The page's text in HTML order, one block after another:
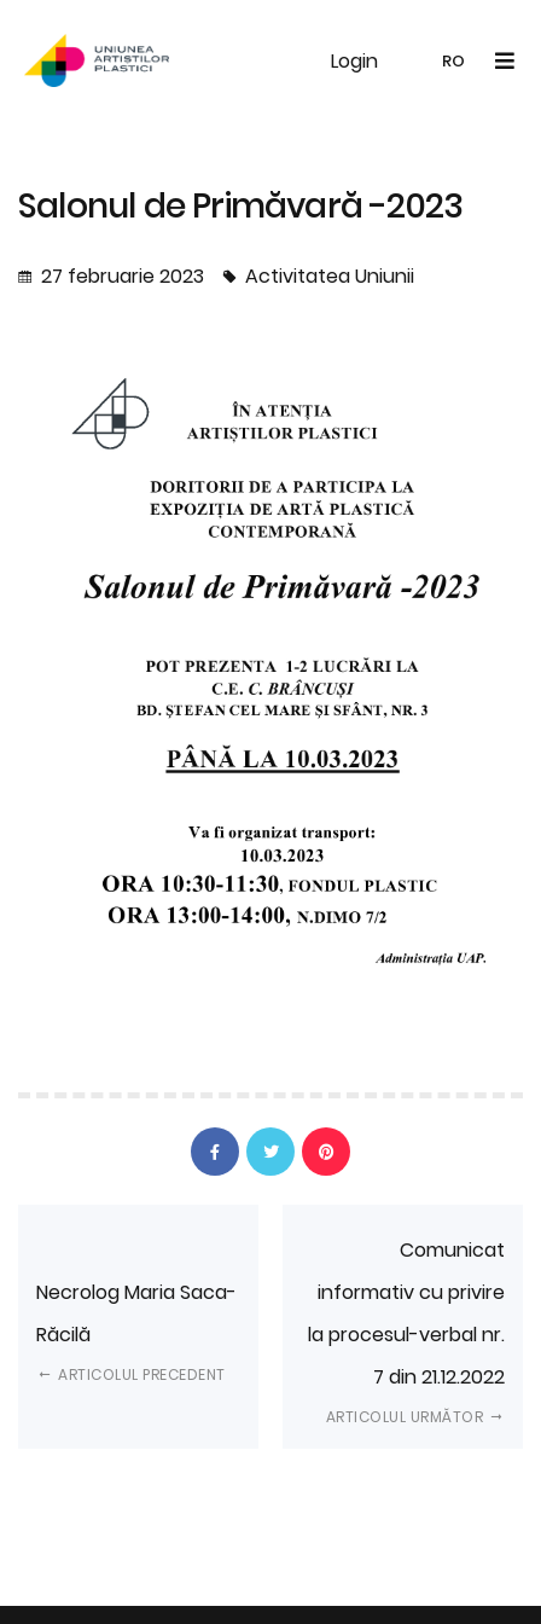
Login RO
UAP Galerie Noutăți
Salonul de Primăvară -2023
27 februarie 2023 Activitatea Uniunii
Necrolog Maria Saca-
Răcilă
ARTICOLUL PRECEDENT
Comunicat
informativ cu privire
la procesul-verbal nr.
7 din 21.12.2022
ARTICOLUL URMĂTOR